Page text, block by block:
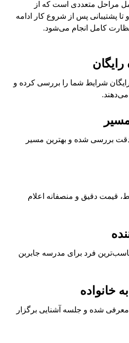
مراحل متعددی است که از
تا پشتیبانی پس از شروع کار ادامه
کامل انجام می‌شود.
شرایط شما را بررسی کرده و
می‌دهند.
بررسی شده و بهترین مسیر
قیمت دقیق و منصفانه اعلام
فرد برای مدرسه جابربن
خانواده
معرفی شده و جلسه آشنایی برگزار